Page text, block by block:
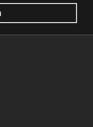
accu unit
centimeter